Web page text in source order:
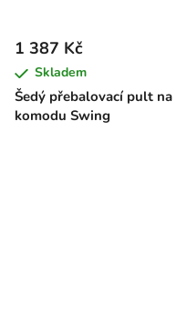
Šedý přebalovací pult na
komodu Swing
1 387 Kč
Skladem